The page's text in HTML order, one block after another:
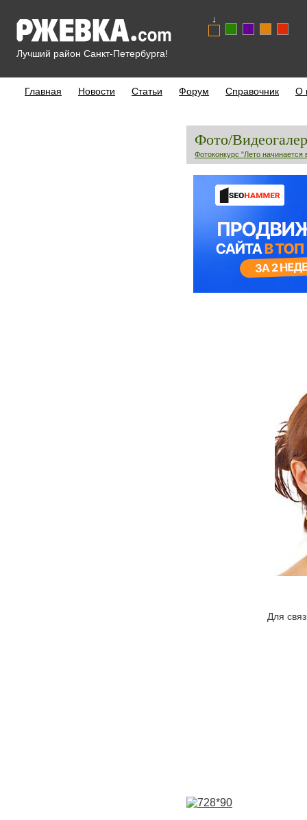
Лучший район Санкт-Петербурга!
↓
Главная Новости Статьи Форум Справочник О
Фото/
Фотоконкурс "Лето
Для